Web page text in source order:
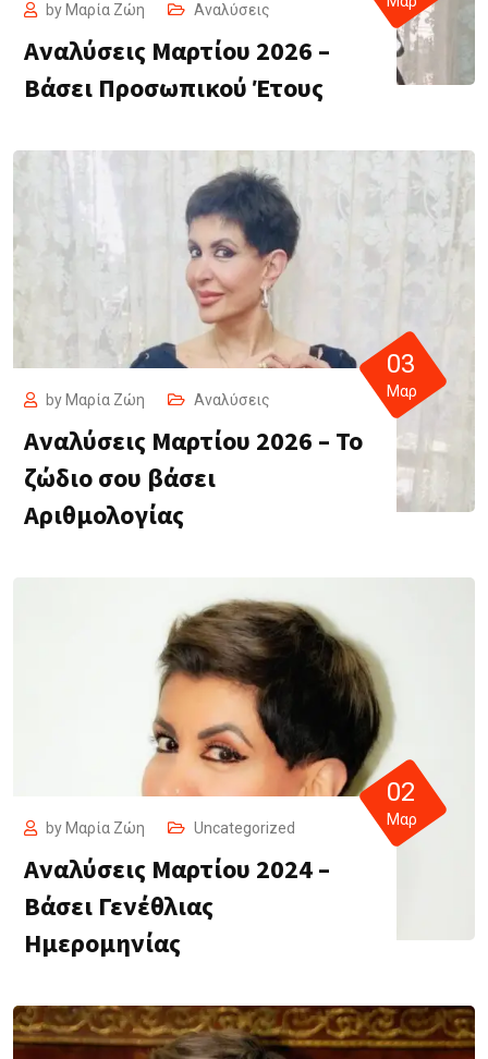
by Μαρία Ζώη Αναλύσεις
Αναλύσεις Μαρτίου 2026 –
Βάσει Προσωπικού Έτους
by Μαρία Ζώη Αναλύσεις
Αναλύσεις Μαρτίου 2026 – Το
ζώδιο σου βάσει
Αριθμολογίας
03
Μαρ
by Μαρία Ζώη Uncategorized
Αναλύσεις Μαρτίου 2024 –
Βάσει Γενέθλιας
Ημερομηνίας
02
Μαρ